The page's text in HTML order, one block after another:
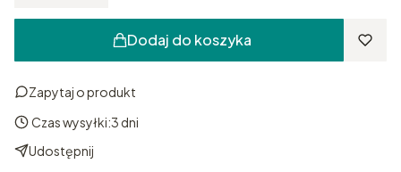
Dodaj do koszyka
Zapytaj o produkt
Czas wysyłki:3 dni
Udostępnij